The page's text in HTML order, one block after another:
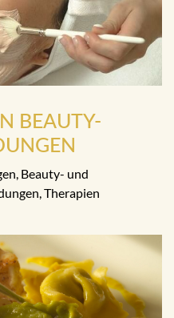
BEAUTY-
Beauty- und
Therapien